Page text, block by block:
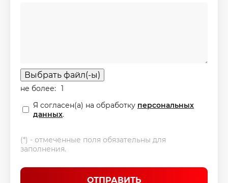
Выбрать файл(-ы)
не более:
1
Я согласен(а) на обработку персональных
данных.
(*) - отмеченные поля обязательны для
заполнения.
ОТПРАВИТЬ